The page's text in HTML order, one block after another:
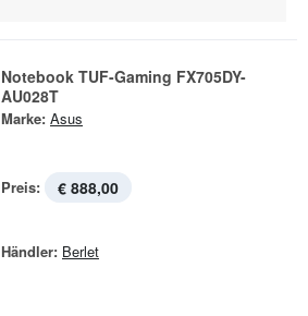
Notebook TUF-Gaming FX705DY-
AU028T
Marke: Asus
Preis: € 888,00
Händler: Berlet